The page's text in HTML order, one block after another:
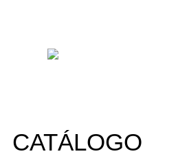
CATÁLOGO